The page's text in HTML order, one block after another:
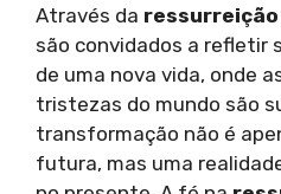
Através da
são convidados a refletir
de uma nova vida, onde
tristezas do mundo são
transformação não é
futura, mas uma